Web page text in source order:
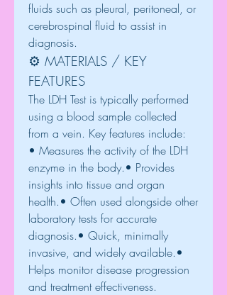
fluids such as pleural, peritoneal, or
cerebrospinal fluid to assist in
diagnosis.
⚙️ MATERIALS / KEY
FEATURES
The LDH Test is typically performed
using a blood sample collected
from a vein. Key features include:
• Measures the activity of the LDH
enzyme in the body.• Provides
insights into tissue and organ
health.• Often used alongside other
laboratory tests for accurate
diagnosis.• Quick, minimally
invasive, and widely available.•
Helps monitor disease progression
and treatment effectiveness.